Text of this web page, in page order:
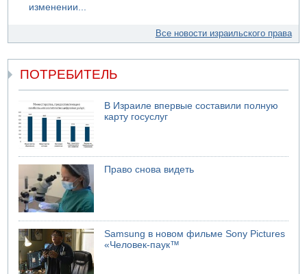
изменении...
Все новости израильского права
ПОТРЕБИТЕЛЬ
В Израиле впервые составили полную
карту госуслуг
Право снова видеть
Samsung в новом фильме Sony Pictures
«Человек-паук™